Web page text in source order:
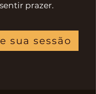
prazer.
sua sessão